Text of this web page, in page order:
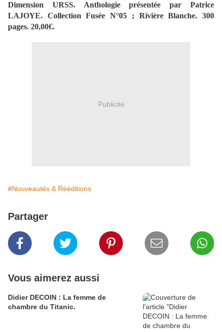
Dimension URSS. Anthologie présentée par Patrice
LAJOYE. Collection Fusée N°05 ; Rivière Blanche. 300
pages. 20,00€.
Publicité
#Nouveautés & Rééditions
Partager
Vous aimerez aussi
Didier DECOIN : La femme de
chambre du Titanic.